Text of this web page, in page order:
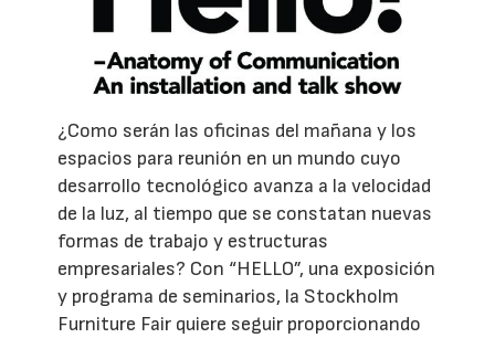
¿Como serán las oficinas del mañana y los
espacios para reunión en un mundo cuyo
desarrollo tecnológico avanza a la velocidad
de la luz, al tiempo que se constatan nuevas
formas de trabajo y estructuras
empresariales? Con “HELLO”, una exposición
y programa de seminarios, la Stockholm
Furniture Fair quiere seguir proporcionando